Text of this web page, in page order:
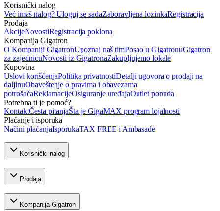
Korisnički nalog
Već imaš nalog? Uloguj se sadaZaboravljena lozinkaRegistracija
Prodaja
AkcijeNovostiRegistracija poklona
Kompanija Gigatron
O Kompaniji GigatronUpoznaj naš timPosao u GigatronuGigatron
za zajednicuNovosti iz GigatronaZakupljujemo lokale
Kupovina
Uslovi korišćenjaPolitika privatnostiDetalji ugovora o prodaji na
daljinuObaveštenje o pravima i obavezama
potrošačaReklamacijeOsiguranje uređajaOutlet ponuda
Potrebna ti je pomoć?
KontaktČesta pitanjaŠta je GigaMAX program lojalnosti
Plaćanje i isporuka
Načini plaćanjaIsporukaTAX FREE i Ambasade
Korisnički nalog
Prodaja
Kompanija Gigatron